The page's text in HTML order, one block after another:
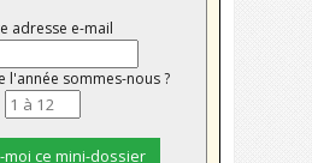
adresse e-mail
l'année sommes-nous ?